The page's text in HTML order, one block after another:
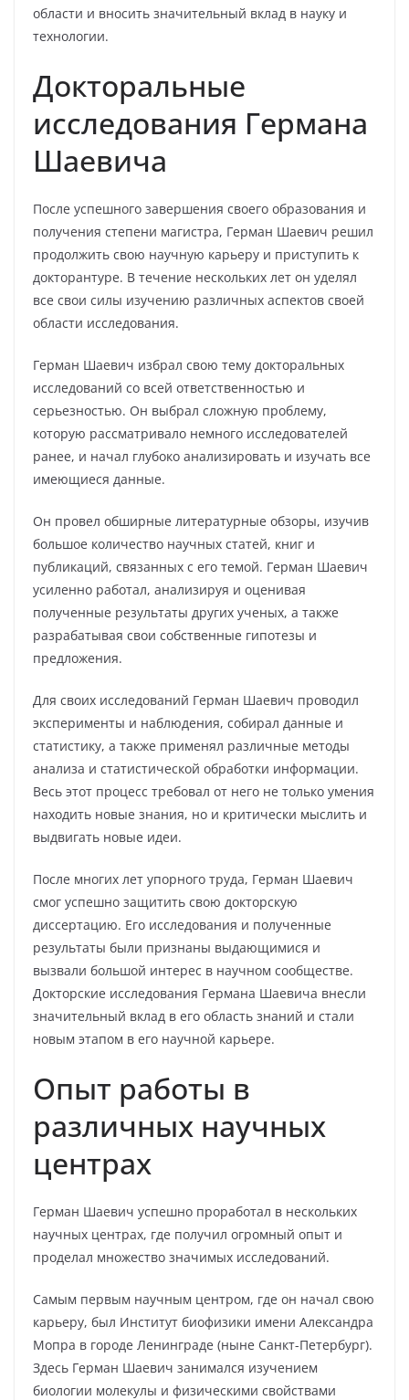
области и вносить значительный вклад в науку и
технологии.
Докторальные
исследования Германа
Шаевича
После успешного завершения своего образования и
получения степени магистра, Герман Шаевич решил
продолжить свою научную карьеру и приступить к
докторантуре. В течение нескольких лет он уделял
все свои силы изучению различных аспектов своей
области исследования.
Герман Шаевич избрал свою тему докторальных
исследований со всей ответственностью и
серьезностью. Он выбрал сложную проблему,
которую рассматривало немного исследователей
ранее, и начал глубоко анализировать и изучать все
имеющиеся данные.
Он провел обширные литературные обзоры, изучив
большое количество научных статей, книг и
публикаций, связанных с его темой. Герман Шаевич
усиленно работал, анализируя и оценивая
полученные результаты других ученых, а также
разрабатывая свои собственные гипотезы и
предложения.
Для своих исследований Герман Шаевич проводил
эксперименты и наблюдения, собирал данные и
статистику, а также применял различные методы
анализа и статистической обработки информации.
Весь этот процесс требовал от него не только умения
находить новые знания, но и критически мыслить и
выдвигать новые идеи.
После многих лет упорного труда, Герман Шаевич
смог успешно защитить свою докторскую
диссертацию. Его исследования и полученные
результаты были признаны выдающимися и
вызвали большой интерес в научном сообществе.
Докторские исследования Германа Шаевича внесли
значительный вклад в его область знаний и стали
новым этапом в его научной карьере.
Опыт работы в
различных научных
центрах
Герман Шаевич успешно проработал в нескольких
научных центрах, где получил огромный опыт и
проделал множество значимых исследований.
Самым первым научным центром, где он начал свою
карьеру, был Институт биофизики имени Александра
Мопра в городе Ленинграде (ныне Санкт-Петербург).
Здесь Герман Шаевич занимался изучением
биологии молекулы и физическими свойствами